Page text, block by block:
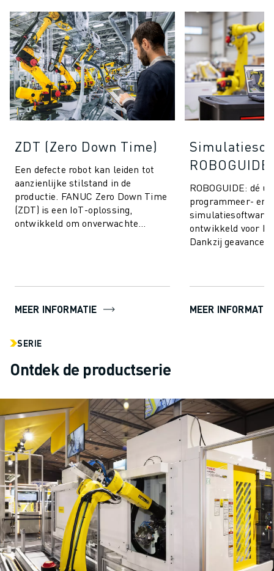
ZDT (Zero Down Time)
Een defecte robot kan leiden tot
aanzienlijke stilstand in de
productie. FANUC Zero Down Time
(ZDT) is een IoT-oplossing,
ontwikkeld om onverwachte
MEER INFORMATIE
ROBOGUIDE
ROBOGUIDE: dé
programmeer- en
simulatiesoftware,
ontwikkeld voor
Dankzij
MEER INFORMATIE
SERIE
Ontdek de productserie